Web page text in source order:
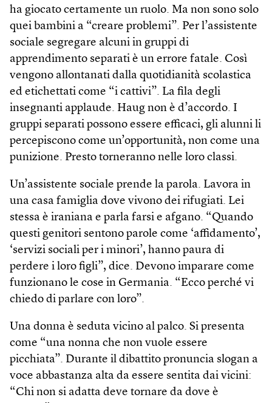
ha giocato certamente un ruolo. Ma non sono solo
quei bambini a “creare problemi”. Per l’assistente
sociale segregare alcuni in gruppi di
apprendimento separati è un errore fatale. Così
vengono allontanati dalla quotidianità scolastica
ed etichettati come “i cattivi”. La fila degli
insegnanti applaude. Haug non è d’accordo. I
gruppi separati possono essere efficaci, gli alunni li
percepiscono come un’opportunità, non come una
punizione. Presto torneranno nelle loro classi.
Un’assistente sociale prende la parola. Lavora in
una casa famiglia dove vivono dei rifugiati. Lei
stessa è iraniana e parla farsi e afgano. “Quando
questi genitori sentono parole come ‘affidamento’,
‘servizi sociali per i minori’, hanno paura di
perdere i loro figli”, dice. Devono imparare come
funzionano le cose in Germania. “Ecco perché vi
chiedo di parlare con loro”.
Una donna è seduta vicino al palco. Si presenta
come “una nonna che non vuole essere
picchiata”. Durante il dibattito pronuncia slogan a
voce abbastanza alta da essere sentita dai vicini:
“Chi non si adatta deve tornare da dove è